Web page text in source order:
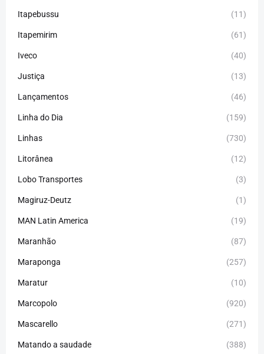
Itapebussu (11)
Itapemirim (61)
Iveco (40)
Justiça (13)
Lançamentos (46)
Linha do Dia (159)
Linhas (730)
Litorânea (12)
Lobo Transportes (3)
Magiruz-Deutz (1)
MAN Latin America (19)
Maranhão (87)
Maraponga (257)
Maratur (10)
Marcopolo (920)
Mascarello (271)
Matando a saudade (388)